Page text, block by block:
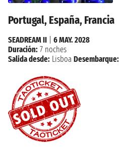
Portugal, España, Francia
SEADREAM II
6 MAY. 2028
Duración: 7 noches
Salida desde: Lisboa Desembarque: